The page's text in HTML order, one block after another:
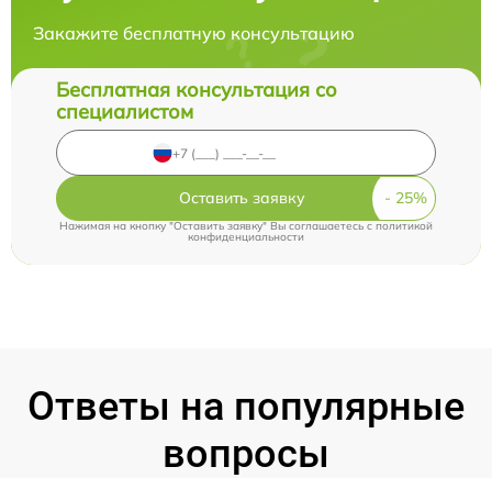
Закажите бесплатную консультацию
Бесплатная консультация со
специалистом
Оставить заявку
Нажимая на кнопку "Оставить заявку" Вы соглашаетесь cполитикой
конфиденциальности
Ответы на популярные
вопросы